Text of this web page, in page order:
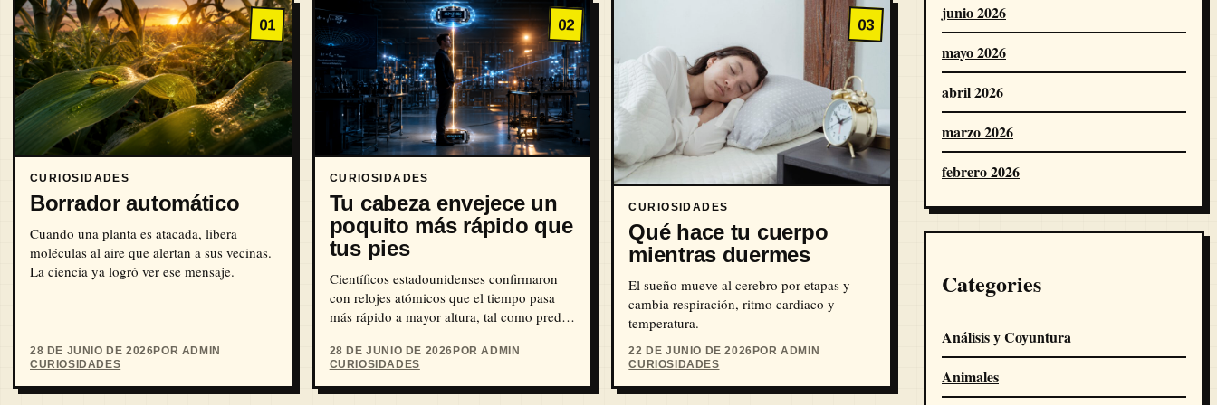
01
CURIOSIDADES
Borrador automático
Cuando una planta es atacada, libera
moléculas al aire que alertan a sus vecinas.
La ciencia ya logró ver ese mensaje.
28 DE JUNIO DE 2026POR ADMIN
CURIOSIDADES
02
CURIOSIDADES
Tu cabeza envejece un
poquito más rápido que
tus pies
Científicos estadounidenses confirmaron
con relojes atómicos que el tiempo pasa
más rápido a mayor altura, tal como predijo
28 DE JUNIO DE 2026 POR ADMIN
CURIOSIDADES
03
CURIOSIDADES
Qué hace tu cuerpo
mientras duermes
El sueño mueve al cerebro por etapas y
cambia respiración, ritmo cardiaco y
temperatura.
22 DE JUNIO DE 2026 POR ADMIN
CURIOSIDADES
junio 2026
mayo 2026
abril 2026
marzo 2026
febrero 2026
Categories
Análisis y Coyuntura
Animales